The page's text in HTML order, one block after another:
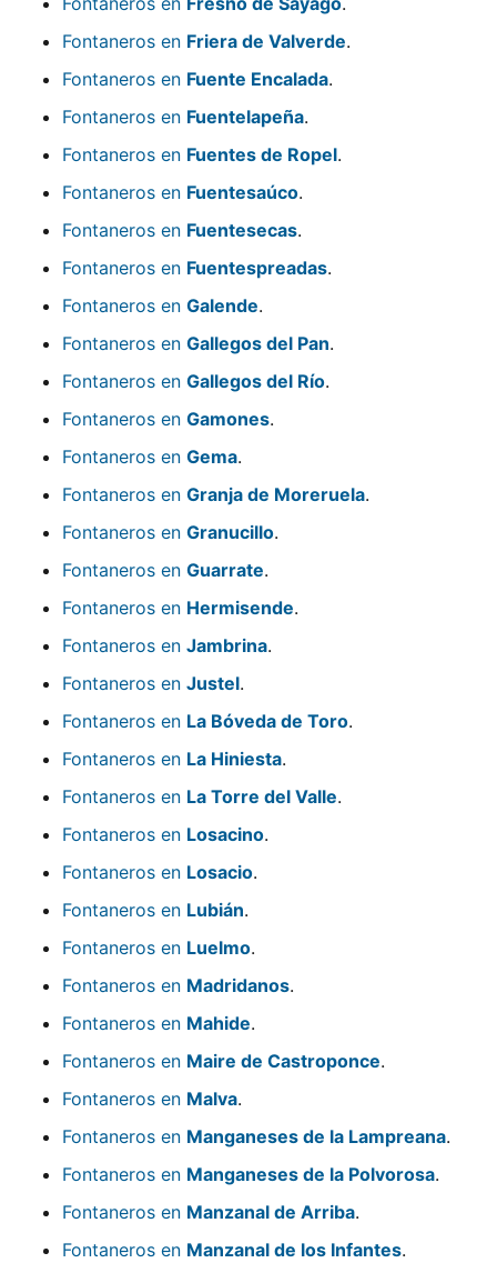
Fontaneros en Friera de Valverde.
Fontaneros en Fuente Encalada.
Fontaneros en Fuentelapeña.
Fontaneros en Fuentes de Ropel.
Fontaneros en Fuentesaúco.
Fontaneros en Fuentesecas.
Fontaneros en Fuentespreadas.
Fontaneros en Galende.
Fontaneros en Gallegos del Pan.
Fontaneros en Gallegos del Río.
Fontaneros en Gamones.
Fontaneros en Gema.
Fontaneros en Granja de Moreruela.
Fontaneros en Granucillo.
Fontaneros en Guarrate.
Fontaneros en Hermisende.
Fontaneros en Jambrina.
Fontaneros en Justel.
Fontaneros en La Bóveda de Toro.
Fontaneros en La Hiniesta.
Fontaneros en La Torre del Valle.
Fontaneros en Losacino.
Fontaneros en Losacio.
Fontaneros en Lubián.
Fontaneros en Luelmo.
Fontaneros en Madridanos.
Fontaneros en Mahide.
Fontaneros en Maire de Castroponce.
Fontaneros en Malva.
Fontaneros en Manganeses de la Lampreana.
Fontaneros en Manganeses de la Polvorosa.
Fontaneros en Manzanal de Arriba.
Fontaneros en Manzanal de los Infantes.